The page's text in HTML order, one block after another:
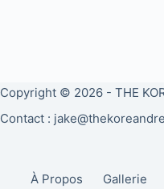
Copyright © 2026 - THE
Contact :
À Propos Gallerie